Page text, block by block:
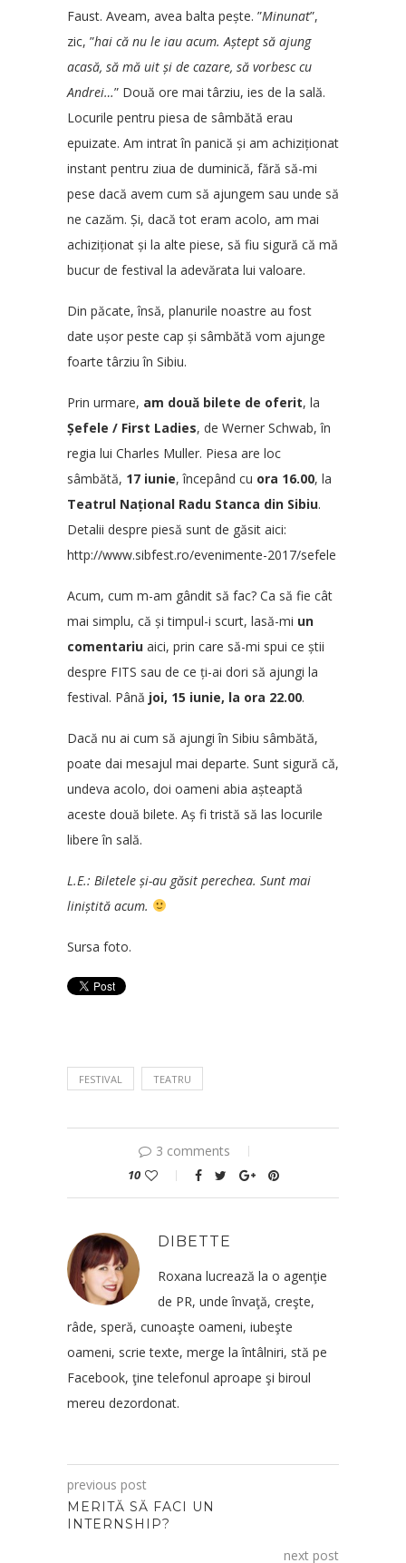
Faust. Aveam, avea balta pește. ”Minunat”,
zic, ”hai că nu le iau acum. Aștept să ajung
acasă, să mă uit și de cazare, să vorbesc cu
Andrei…” Două ore mai târziu, ies de la sală.
Locurile pentru piesa de sâmbătă erau
epuizate. Am intrat în panică și am achiziționat
instant pentru ziua de duminică, fără să-mi
pese dacă avem cum să ajungem sau unde să
ne cazăm. Și, dacă tot eram acolo, am mai
achiziționat și la alte piese, să fiu sigură că mă
bucur de festival la adevărata lui valoare.
Din păcate, însă, planurile noastre au fost
date ușor peste cap și sâmbătă vom ajunge
foarte târziu în Sibiu.
Prin urmare, am două bilete de oferit, la
Șefele / First Ladies, de Werner Schwab, în
regia lui Charles Muller. Piesa are loc
sâmbătă, 17 iunie, începând cu ora 16.00, la
Teatrul Național Radu Stanca din Sibiu.
Detalii despre piesă sunt de găsit aici:
http://www.sibfest.ro/evenimente-2017/sefele
Acum, cum m-am gândit să fac? Ca să fie cât
mai simplu, că și timpul-i scurt, lasă-mi un
comentariu aici, prin care să-mi spui ce știi
despre FITS sau de ce ți-ai dori să ajungi la
festival. Până joi, 15 iunie, la ora 22.00.
Dacă nu ai cum să ajungi în Sibiu sâmbătă,
poate dai mesajul mai departe. Sunt sigură că,
undeva acolo, doi oameni abia așteaptă
aceste două bilete. Aș fi tristă să las locurile
libere în sală.
L.E.: Biletele și-au găsit perechea. Sunt mai
liniștită acum.
Sursa foto.
FESTIVAL TEATRU
3 comments
10
DIBETTE
Roxana lucrează la o agenţie
de PR, unde învaţă, creşte,
râde, speră, cunoaşte oameni, iubeşte
oameni, scrie texte, merge la întâlniri, stă pe
Facebook, ţine telefonul aproape şi biroul
mereu dezordonat.
previous post
MERITĂ SĂ FACI UN
INTERNSHIP?
next post